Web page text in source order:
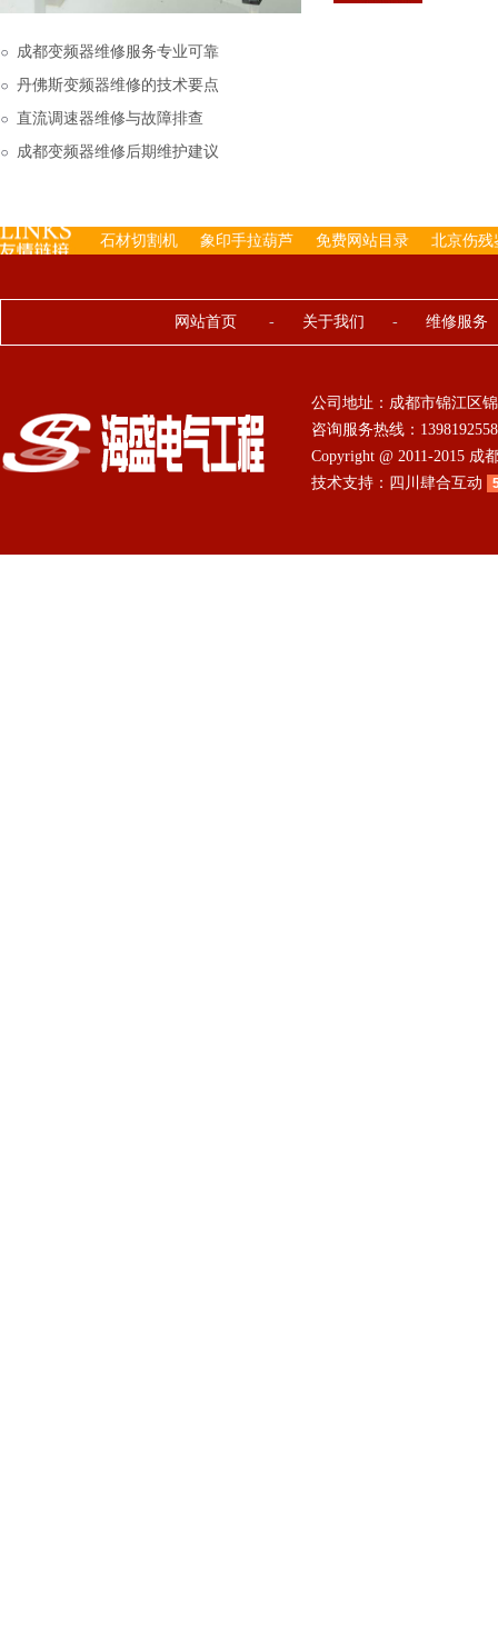
下来的，机内已经存有
成都变频器维修服务专业可靠
丹佛斯变频器维修的技术要点
直流调速器维修与故障排查
成都变频器维修后期维护建议
石材切割机 象印手拉葫芦 免费网站目录 北京伤残
网站首页 - 关于我们 - 维修服务
公司地址：成都市锦江区
咨询服务热线：
Copyright @ 2011-2015
技术支持： 四川肆合互动